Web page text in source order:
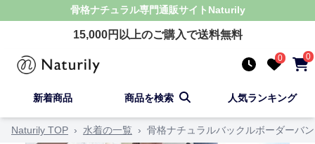
骨格ナチュラル専門通販サイト Naturily
15,000円以上のご購入で送料無料
0 0
新着商品 商品を検索 人気ランキング
Naturily TOP › 水着の一覧 › 骨格ナチュラルバックルボーダーバ